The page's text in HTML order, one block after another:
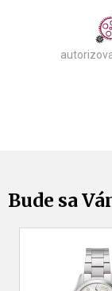
Bude sa